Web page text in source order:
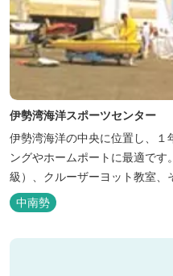
伊勢湾海洋スポーツセンター
伊勢湾海洋の中央に位置し、
ングやホームポートに最適で
級）、クルーザーヨット教室、
催されています。レンタルヨッ
中南勢